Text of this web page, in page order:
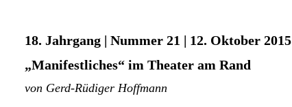
18. Jahrgang | Nummer 21 | 12. Oktober 2015
„Manifestliches“ im Theater am Rand
von Gerd-Rüdiger Hoffmann